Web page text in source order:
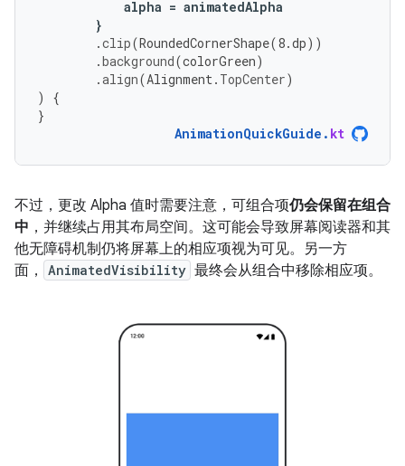
alpha = animatedAlpha
}
.clip(RoundedCornerShape(8.dp))
.background(colorGreen)
.align(Alignment. TopCenter)
)
{
}
AnimationQuickGuide . kt
不过，更改 Alpha 值时需要注意，可组合项仍会保留在组合
中 ，并继续占用其布局空间。这可能会导致屏幕阅读器和其
他无障碍机制仍将屏幕上的相应项视为可见。另一方
面，
AnimatedVisibility 最终会从组合中移除相应项。